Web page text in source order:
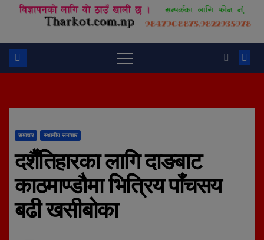
समाचार स्थानीय समाचार
दशैँतिहारका लागि दाङबाट
काठमाण्डौमा भित्रिय पाँचसय
बढी खसीबोका